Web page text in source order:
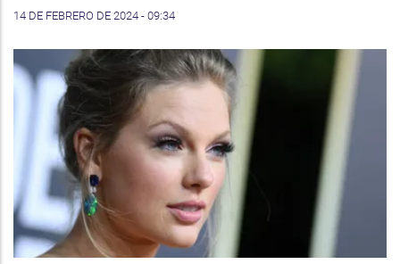
14 DE FEBRERO DE 2024 - 09:34